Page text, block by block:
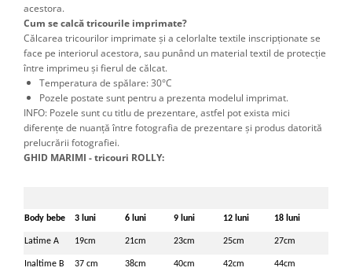
acestora.
Cum se calcă tricourile imprimate?
Călcarea tricourilor imprimate şi a celorlalte textile inscripţionate se
face pe interiorul acestora, sau punând un material textil de protecţie
între imprimeu şi fierul de călcat.
Temperatura de spălare: 30°C
Pozele postate sunt pentru a prezenta modelul imprimat.
INFO: Pozele sunt cu titlu de prezentare, astfel pot exista mici
diferențe de nuanță între fotografia de prezentare și produs datorită
prelucrării fotografiei.
GHID MARIMI - tricouri ROLLY:
Body bebe 3 luni 6 luni 9 luni 12 luni 18 luni
Latime A 19cm 21cm 23cm 25cm 27cm
Inaltime B 37 cm 38cm 40cm 42cm 44cm